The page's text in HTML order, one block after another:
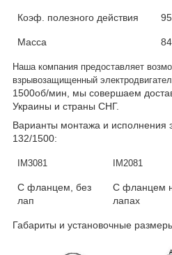
Коэф. полезного действия
Масса
Наша компания предоставляет
взрывозащищенный
1500об/мин, мы совершаем
Украины и страны СНГ.
Варианты монтажа и исполнения
132/1500:
IM3081 IM2081
С фланцем, без
лап
С фланцем
лапах
Габариты и установочные